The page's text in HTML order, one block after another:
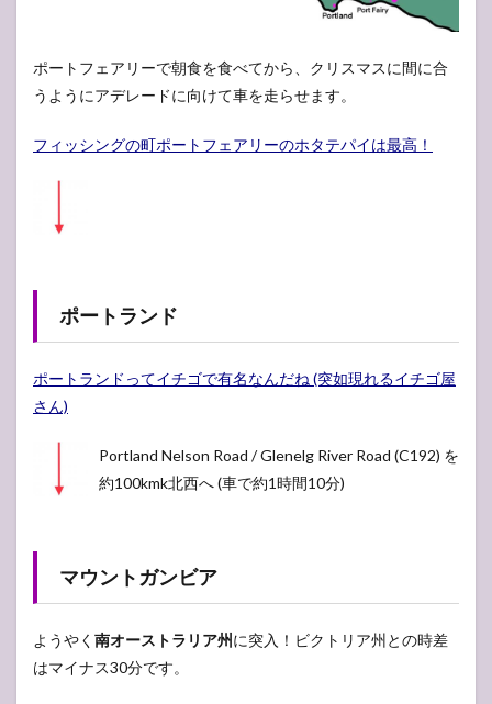
ポートフェアリーで朝食を食べてから、クリスマスに間に合
うようにアデレードに向けて車を走らせます。
フィッシングの町ポートフェアリーのホタテパイは最高！
ポートランド
ポートランドってイチゴで有名なんだね (突如現れるイチゴ屋
さん)
Portland Nelson Road / Glenelg River Road (C192) を
約100kmk北西へ (車で約1時間10分)
マウントガンビア
ようやく 南オーストラリア州に突入！ビクトリア州との時差
はマイナス30分です。